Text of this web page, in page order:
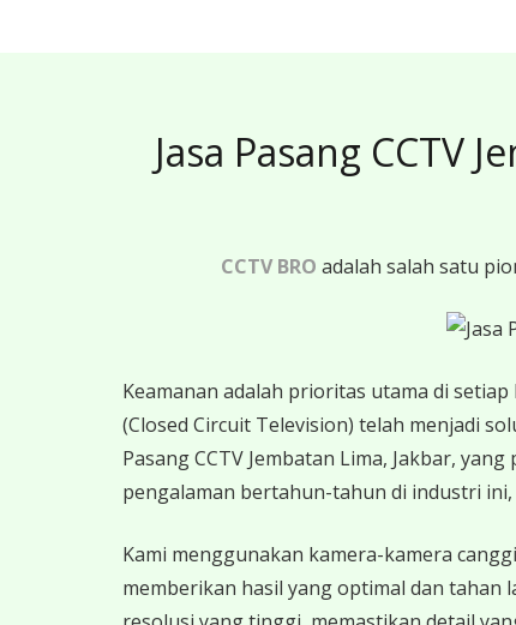
Jasa Pasang CCTV
CCTV BRO adalah salah satu
Keamanan adalah prioritas utama di
(Closed Circuit Television) telah menjadi
Pasang CCTV Jembatan Lima, Jakbar,
pengalaman bertahun-tahun di industri
Kami menggunakan kamera-kamera
memberikan hasil yang optimal dan tahan